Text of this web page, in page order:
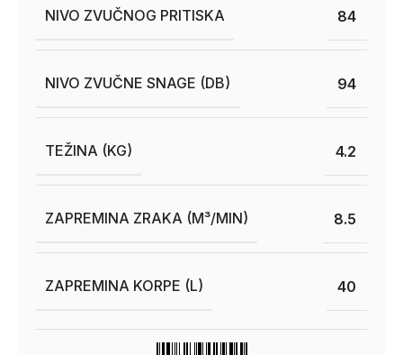
NIVO ZVUČNOG PRITISKA 84
NIVO ZVUČNE SNAGE (DB) 94
TEŽINA (KG) 4.2
ZAPREMINA ZRAKA (M³/MIN) 8.5
ZAPREMINA KORPE (L) 40